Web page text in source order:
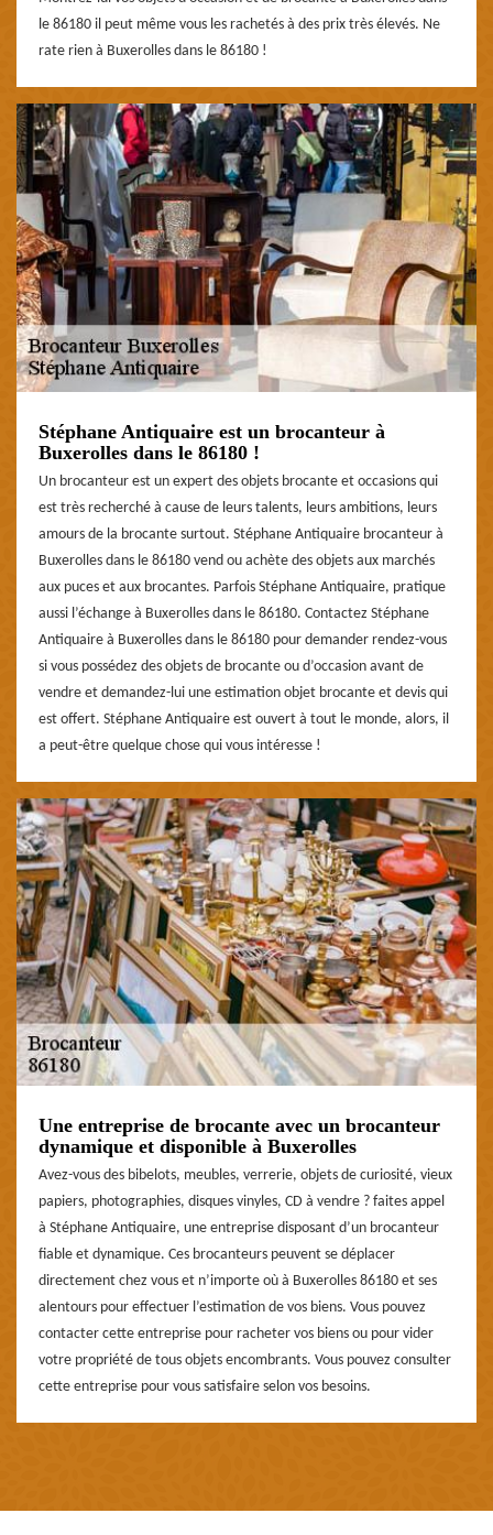
le 86180 il peut même vous les rachetés à des prix très élevés. Ne
rate rien à Buxerolles dans le 86180 !
Stéphane Antiquaire est un brocanteur à
Buxerolles dans le 86180 !
Un brocanteur est un expert des objets brocante et occasions qui
est très recherché à cause de leurs talents, leurs ambitions, leurs
amours de la brocante surtout. Stéphane Antiquaire brocanteur à
Buxerolles dans le 86180 vend ou achète des objets aux marchés
aux puces et aux brocantes. Parfois Stéphane Antiquaire, pratique
aussi l’échange à Buxerolles dans le 86180. Contactez Stéphane
Antiquaire à Buxerolles dans le 86180 pour demander rendez-vous
si vous possédez des objets de brocante ou d’occasion avant de
vendre et demandez-lui une estimation objet brocante et devis qui
est offert. Stéphane Antiquaire est ouvert à tout le monde, alors, il
a peut-être quelque chose qui vous intéresse !
Une entreprise de brocante avec un brocanteur
dynamique et disponible à Buxerolles
Avez-vous des bibelots, meubles, verrerie, objets de curiosité, vieux
papiers, photographies, disques vinyles, CD à vendre ? faites appel
à Stéphane Antiquaire, une entreprise disposant d’un brocanteur
fiable et dynamique. Ces brocanteurs peuvent se déplacer
directement chez vous et n’importe où à Buxerolles 86180 et ses
alentours pour effectuer l’estimation de vos biens. Vous pouvez
contacter cette entreprise pour racheter vos biens ou pour vider
votre propriété de tous objets encombrants. Vous pouvez consulter
cette entreprise pour vous satisfaire selon vos besoins.